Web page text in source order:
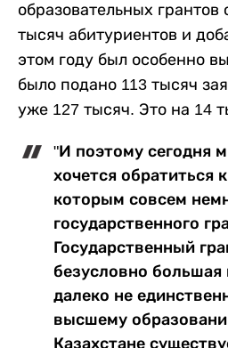
образовательных грантов
тысяч абитуриентов и
этом году был особенно
было подано 113 тысяч
уже 127 тысяч. Это на 14
"И поэтому сегодня
хочется обратиться
которым совсем
государственного
Государственный
безусловно
далеко не
высшему
Казахстане